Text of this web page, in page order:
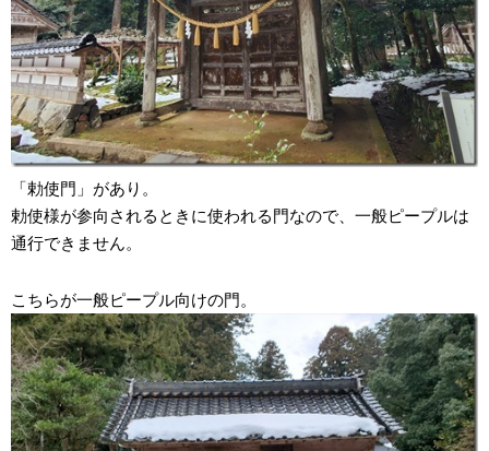
「勅使門」があり。
勅使様が参向されるときに使われる門なので、一般ピープルは
通行できません。
こちらが一般ピープル向けの門。